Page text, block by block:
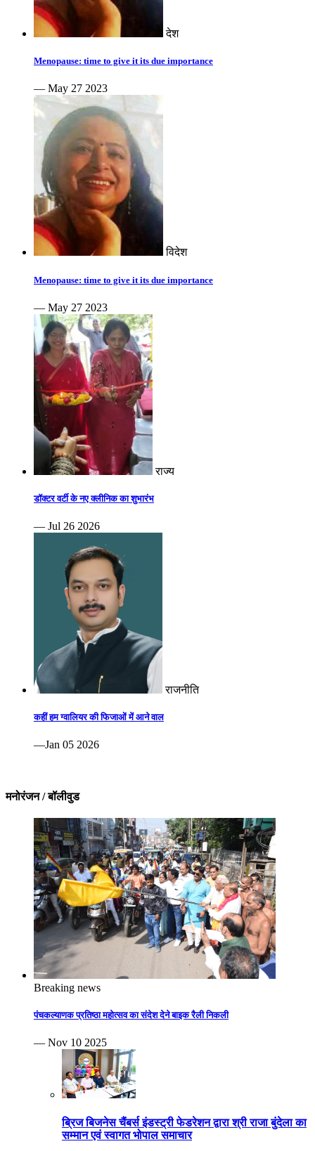
देश
Menopause: time to give it its due importance
— May 27 2023
विदेश
Menopause: time to give it its due importance
— May 27 2023
राज्य
डॉक्टर वर्टी के नए क्लीनिक का शुभारंभ
— Jul 26 2026
राजनीति
कहीं हम ग्वालियर की फिजाओं में आने वाल
—Jan 05 2026
मनोरंजन / बॉलीवुड
Breaking news
पंचकल्याणक प्रतिष्ठा महोत्सव का संदेश देने बाइक रैली निकली
— Nov 10 2025
ब्रिज बिजनेस चैंबर्स इंडस्ट्री फेडरेशन द्वारा श्री राजा बुंदेला का
सम्मान एवं स्वागत भोपाल समाचार